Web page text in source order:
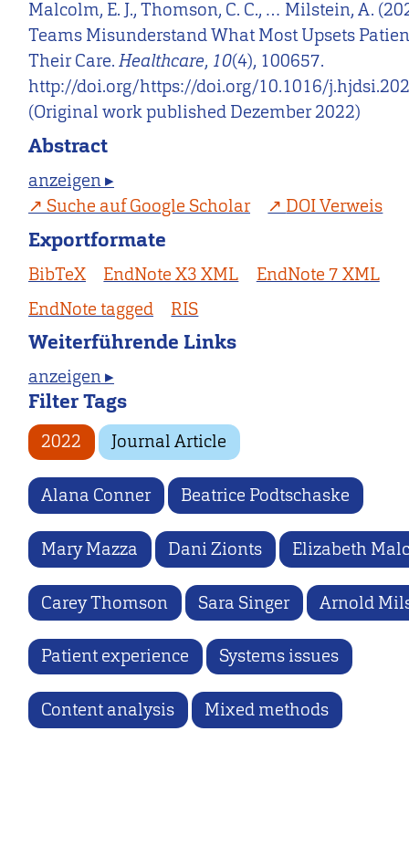
Malcolm, E. J., Thomson, C. C., … Milstein, A.
Teams Misunderstand What Most Upsets
Their Care.Healthcare, 10(4), 100657.
http://doi.org/https://doi.org/10.1016/
(Original work published Dezember 2022)
Abstract
anzeigen ▸
Suche auf Google Scholar
DOI Verweis
Exportformate
BibTeX EndNote X3 XML
EndNote 7 XML
EndNote tagged
RIS
Weiterführende Links
anzeigen ▸
Filter Tags
2022 Journal Article
Alana Conner Beatrice Podtschaske
Mary Mazza Dani Zionts Elizabeth
Carey Thomson Sara Singer Arnold
Patient experience Systems issues
Content analysis Mixed methods